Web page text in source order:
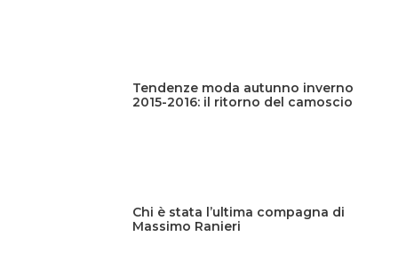
Tendenze moda autunno inverno
2015-2016: il ritorno del camoscio
Chi è stata l’ultima compagna di
Massimo Ranieri